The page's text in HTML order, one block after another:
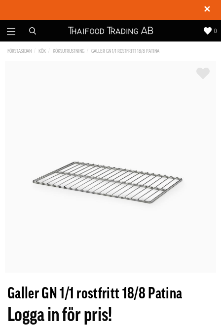
✕
0
FÖRSTASIDAN KÖK KÖKSUTRUSTNING GALLER GN 1/1 ROSTFRITT 18/8 PATINA
Galler GN 1/1 rostfritt 18/8 Patina
Logga in för pris!